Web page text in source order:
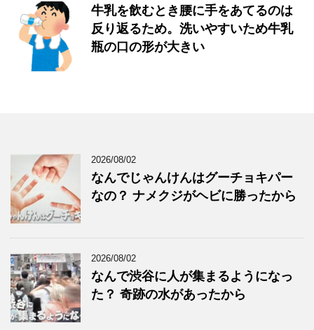
牛乳を飲むとき腰に手をあてるのは
反り返るため。洗いやすいため牛乳
瓶の口の形が大きい
2026/08/02
なんでじゃんけんはグーチョキパー
なの？ ナメクジがヘビに勝ったから
2026/08/02
なんで渋谷に人が集まるようになっ
た？ 奇跡の水があったから